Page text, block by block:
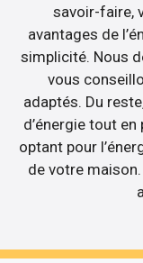
savoir-faire,
avantages de
simplicité. Nous
vous
adaptés. Du
d’énergie tout
optant pour
de votre